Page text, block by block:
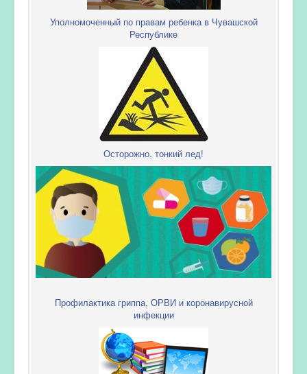
Уполномоченный по правам ребенка в Чувашской
Республике
Осторожно, тонкий лед!
Профилактика гриппа, ОРВИ и коронавирусной
инфекции